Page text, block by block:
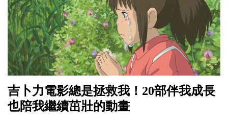
吉卜力電影總是拯救我！20部伴我成長
也陪我繼續茁壯的動畫